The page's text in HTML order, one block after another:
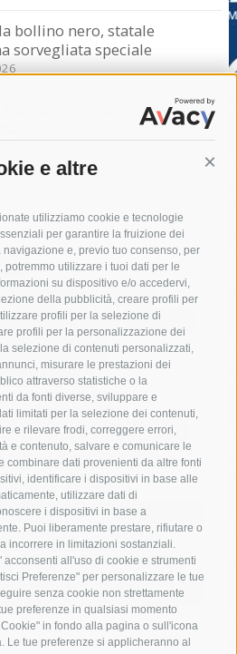
e altre
utilizziamo cookie e tecnologie
per garantire la fruizione dei
e, previo tuo consenso, per
utilizzare i tuoi dati per le
su dispositivo e/o accedervi,
della pubblicità, creare profili per
profili per la selezione di
profili per la personalizzazione dei
selezione di contenuti personalizzati,
misurare le prestazioni dei
attraverso statistiche o la
da fonti diverse, sviluppare e
limitati per la selezione dei contenuti,
e rilevare frodi, correggere errori,
e contenuto, salvare e comunicare le
combinare dati provenienti da altre fonti
identificare i dispositivi in base alle
utilizzare dati di
i dispositivi in base a
Puoi liberamente prestare, rifiutare o
incorrere in limitazioni sostanziali.
all'uso di cookie e strumenti
Preferenze" per personalizzare le tue
senza cookie non strettamente
preferenze in qualsiasi momento
in fondo alla pagina o sull'icona
Le tue preferenze si applicheranno al
bollino nero, statale
sorvegliata speciale
Massa Lubrense. Torna a casa
campanella
arresto
di porto capri
carabinieri
circumvesuviana
contagi
19 eav
elezioni
guardia costiera
incidente
mare
massa lubrense
napoli
ordinanza
di sorrento
polizia municipale
Campania
sant'agnello
studenti temporali
treni
villa fiorentino vincenzo de luca